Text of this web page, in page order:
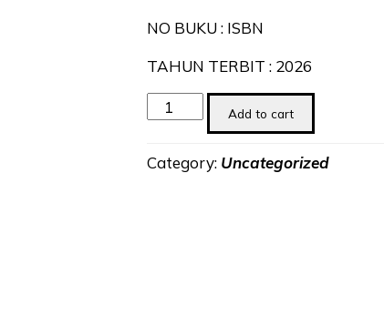
NO BUKU : ISBN
TAHUN TERBIT : 2026
PERBANDINGAN
PEMBANGUNAN
Add to cart
Category: Uncategorized